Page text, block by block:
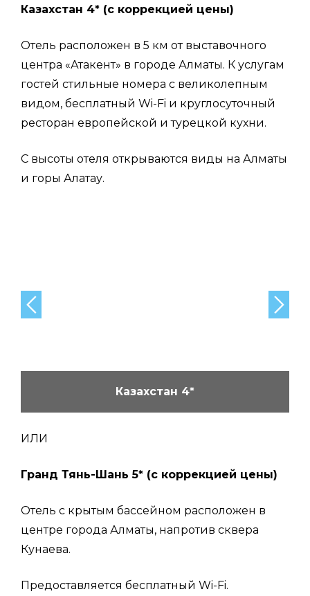
Казахстан 4* (с коррекцией цены)
Отель расположен в 5 км от выставочного
центра «Атакент» в городе Алматы. К услугам
гостей стильные номера с великолепным
видом, бесплатный Wi-Fi и круглосуточный
ресторан европейской и турецкой кухни.
С высоты отеля открываются виды на Алматы
и горы Алатау.
Казахстан 4*
ИЛИ
Гранд Тянь-Шань 5* (с коррекцией цены)
Отель с крытым бассейном расположен в
центре города Алматы, напротив сквера
Кунаева.
Предоставляется бесплатный Wi-Fi.